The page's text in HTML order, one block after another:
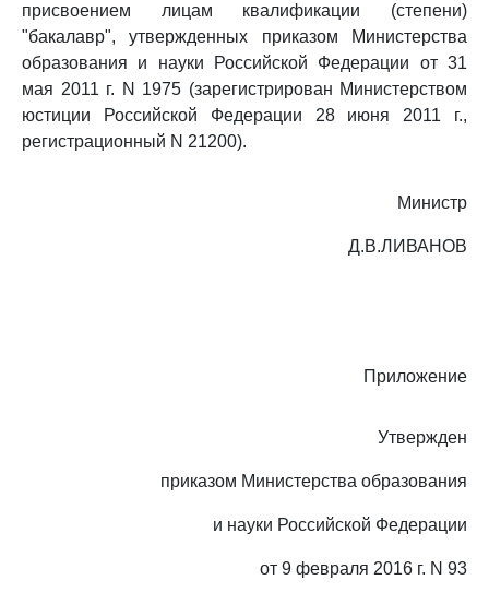
присвоением лицам квалификации (степени)
"бакалавр", утвержденных приказом Министерства
образования и науки Российской Федерации от 31
мая 2011 г. N 1975 (зарегистрирован Министерством
юстиции Российской Федерации 28 июня 2011 г.,
регистрационный N 21200).
Министр
Д.В.ЛИВАНОВ
Приложение
Утвержден
приказом Министерства образования
и науки Российской Федерации
от 9 февраля 2016 г. N 93